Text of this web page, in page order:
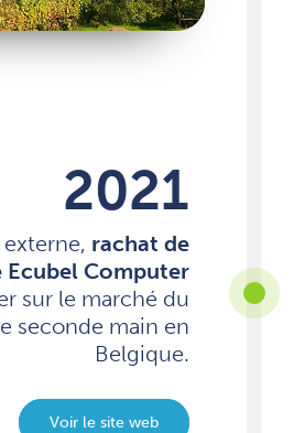
2021
rachat de
Ecubel Computer
sur le marché du
seconde main en
Belgique.
Voir le site web